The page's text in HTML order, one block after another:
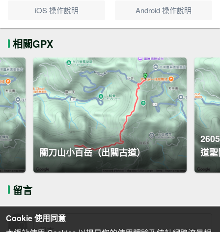
iOS 操作說明 Android 操作說明
相關GPX
關刀山小百岳（出關古道）
道
留言
Cookie 使用同意